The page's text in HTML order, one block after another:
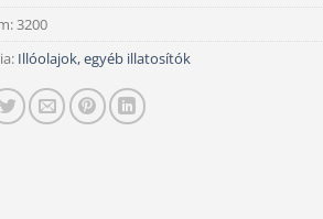
3200
Illóolajok, egyéb illatosítók